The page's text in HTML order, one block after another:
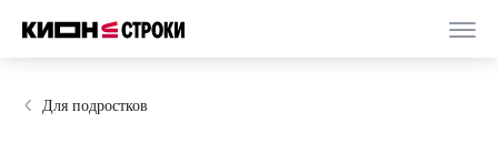
Для подростков